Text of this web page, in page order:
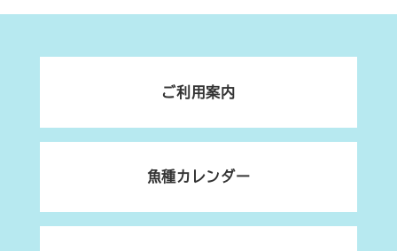
ご利用案内
魚種カレンダー